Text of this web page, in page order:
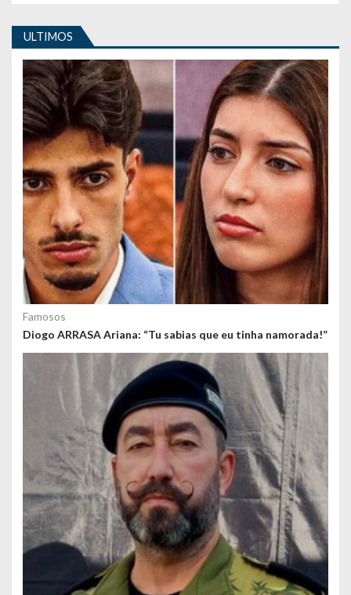
i
g
o
s
ULTIMOS
Famosos
Diogo ARRASA Ariana: “Tu sabias que eu tinha namorada!”